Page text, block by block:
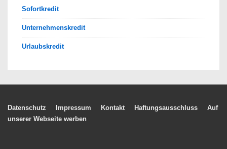
Sofortkredit
Unternehmenskredit
Urlaubskredit
Footer-
Datenschutz Impressum Kontakt Haftungsausschluss
Auf
unserer Webseite werben